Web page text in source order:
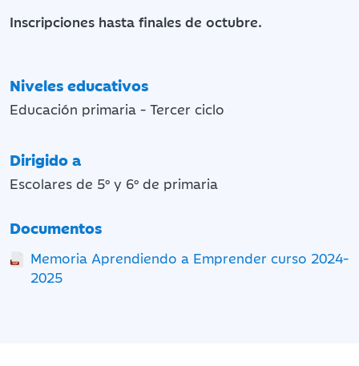
Inscripciones hasta finales de octubre.
Niveles educativos
Educación primaria - Tercer ciclo
Dirigido a
Escolares de 5º y 6º de primaria
Documentos
Memoria Aprendiendo a Emprender curso 2024-
2025